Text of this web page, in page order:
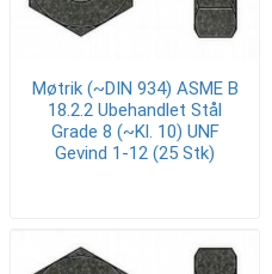
Møtrik (~DIN 934) ASME B
18.2.2 Ubehandlet Stål
Grade 8 (~Kl. 10) UNF
Gevind 1-12 (25 Stk)